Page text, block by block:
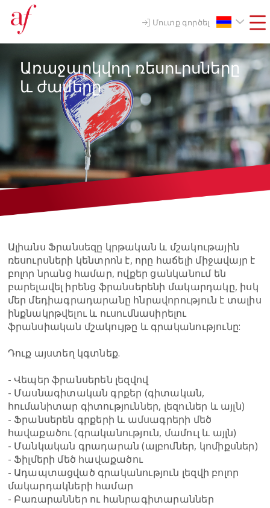
Մուտք գործել
Առաջարկվող ռեսուրսները
և ժամերը
Ալիանս Ֆրանսեզը կրթական և մշակութային
ռեսուրսների կենտրոն է, որը հաճելի միջավայր է
բոլոր նրանց համար, ովքեր ցանկանում են
բարելավել իրենց ֆրանսերենի մակարդակը, իսկ
մեր մեդիագրադարանը հնրավորություն է տալիս
ինքնակրթվելու և ուսումնասիրելու
ֆրանսիական մշակույթը և գրականությունը:
Դուք այստեղ կգտնեք.
- Վեպեր ֆրանսերեն լեզվով
- Մասնագիտական գրքեր (գիտական,
հումանիտար գիտություններ, լեզուներ և այլն)
- Ֆրանսերեն գրքերի և ամսագրերի մեծ
հավաքածու (գրականություն, մամուլ և այլն)
- Մանկական գրադարան (ալբոմներ, կոմիքսներ)
- Ֆիլմերի մեծ հավաքածու
- Ադապտացված գրականություն լեզվի բոլոր
մակարդակների համար
- Բառարաններ ու հանրագիտարաններ